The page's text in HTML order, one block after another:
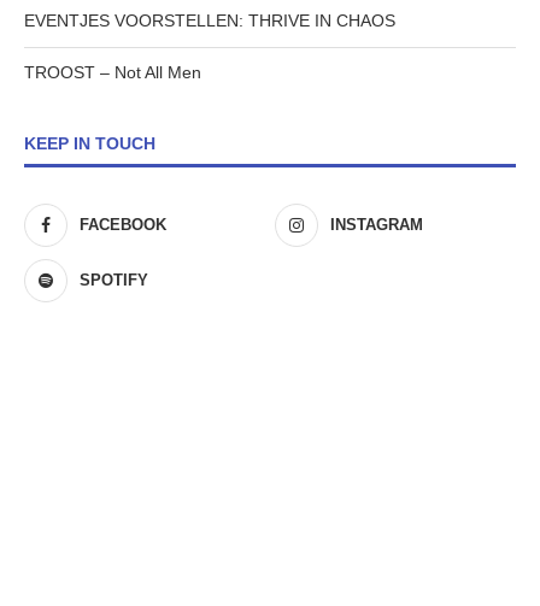
EVENTJES VOORSTELLEN: THRIVE IN CHAOS
TROOST – Not All Men
KEEP IN TOUCH
FACEBOOK INSTAGRAM
SPOTIFY